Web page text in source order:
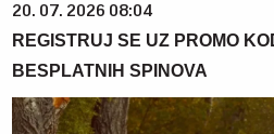
20. 07. 2026 08:04
REGISTRUJ SE UZ PROMO
BESPLATNIH SPINOVA